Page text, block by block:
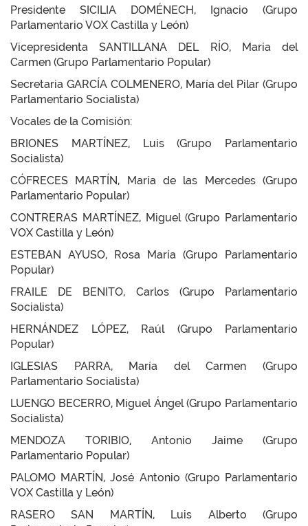
Presidente SICILIA DOMÉNECH, Ignacio (Grupo
Parlamentario VOX Castilla y León)
Vicepresidenta SANTILLANA DEL RÍO, María del
Carmen (Grupo Parlamentario Popular)
Secretaria GARCÍA COLMENERO, María del Pilar (Grupo
Parlamentario Socialista)
Vocales de la Comisión:
BRIONES MARTÍNEZ, Luis (Grupo Parlamentario
Socialista)
CÓFRECES MARTÍN, María de las Mercedes (Grupo
Parlamentario Popular)
CONTRERAS MARTÍNEZ, Miguel (Grupo Parlamentario
VOX Castilla y León)
ESTEBAN AYUSO, Rosa María (Grupo Parlamentario
Popular)
FRAILE DE BENITO, Carlos (Grupo Parlamentario
Socialista)
HERNÁNDEZ LÓPEZ, Raúl (Grupo Parlamentario
Popular)
IGLESIAS PARRA, María del Carmen (Grupo
Parlamentario Socialista)
LUENGO BECERRO, Miguel Ángel (Grupo Parlamentario
Socialista)
MENDOZA TORIBIO, Antonio Jaime (Grupo
Parlamentario Popular)
PALOMO MARTÍN, José Antonio (Grupo Parlamentario
VOX Castilla y León)
RASERO SAN MARTÍN, Luis Alberto (Grupo